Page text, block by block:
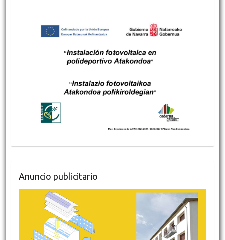
Anuncio publicitario